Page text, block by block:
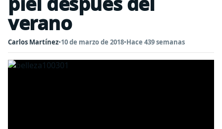
verano
Carlos Martínez•10 de marzo de 2018•Hace 439 semanas